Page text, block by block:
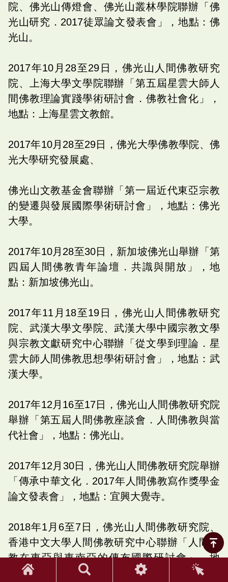
院、佛光山傳燈會、佛光山叢林學院聯辦「佛
光山研究．2017徒眾論文發表會」，地點：佛
光山。
2017年10月28至29日，佛光山人間佛教研究
院、上海大學文學院聯辦「第五屆星雲大師人
間佛教理論實踐學術研討會．佛教社會化」，
地點：上海星雲文教館。
2017年10月28至29日，佛光大學佛教學院、佛
光大學研究發展處、
佛光山文教基金會聯辦「第一屆近代東亞宗教
的變遷與發展國際學術研討會」，地點：佛光
大學。
2017年10月28至30日，新加坡佛光山舉辦「第
四屆人間佛教青年論壇．共識與開放」，地
點：新加坡佛光山。
2017年11月18至19日，佛光山人間佛教研究
院、武漢大學文學院、武漢大學中國宗教文學
與宗教文獻研究中心聯辦「從文學到理論．星
雲大師人間佛教思想學術研討會」，地點：武
漢大學。
2017年12月16至17日，佛光山人間佛教研究院
舉辦「第五屆人間佛教座談會．人間佛教與當
代社會」，地點：佛光山。
2017年12月30日，佛光山人間佛教研究院舉辦
「傳承中華文化．2017年人間佛教寫作獎學金
論文發表會」，地點：宜興大覺寺。
2018年1月6至7日，佛光山人間佛教研究院、
香港中文大學人間佛教研究中心聯辦「人間佛
教在東亞與東南亞的傳布國際研討會」，地
點：香港中文大學。